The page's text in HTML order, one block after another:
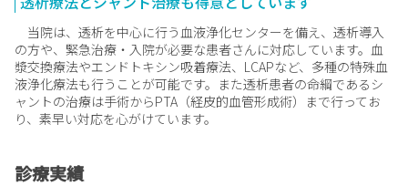
当院は、透析を中心に行う血液浄化センターを備え、透析導入
の方や、緊急治療・入院が必要な患者さんに対応しています。血
漿交換療法やエンドトキシン吸着療法、LCAPなど、多種の特殊血
液浄化療法も行うことが可能です。また透析患者の命綱であるシ
ャントの治療は手術からPTA（経皮的血管形成術）まで行ってお
り、素早い対応を心がけています。
診療実績